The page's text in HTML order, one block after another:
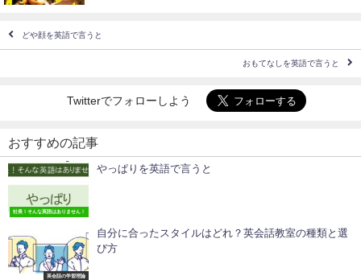
どや顔を英語で言うと
おもてなしを英語で言うと
Twitterでフォローしよう
おすすめの記事
社長！そんな英語はありません！
やっぱりを英語で言うと
英会話の学習理論
自分に合ったスタイルはどれ？英会話教室の種類と選
び方